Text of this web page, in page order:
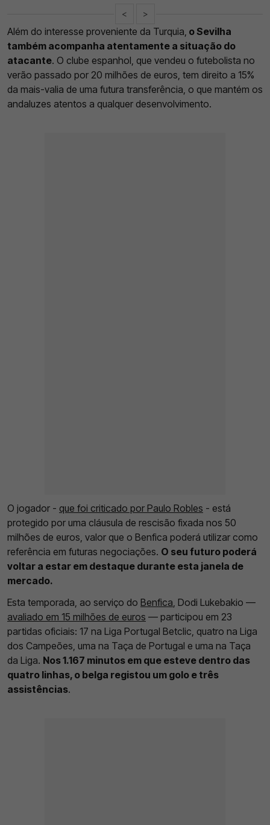
< >
Além do interesse proveniente da Turquia, o Sevilha
também acompanha atentamente a situação do
atacante. O clube espanhol, que vendeu o futebolista no
verão passado por 20 milhões de euros, tem direito a 15%
da mais-valia de uma futura transferência, o que mantém os
andaluzes atentos a qualquer desenvolvimento.
O jogador - que foi criticado por Paulo Robles - está
protegido por uma cláusula de rescisão fixada nos 50
milhões de euros, valor que o Benfica poderá utilizar como
referência em futuras negociações. O seu futuro poderá
voltar a estar em destaque durante esta janela de
mercado.
Esta temporada, ao serviço do Benfica, Dodi Lukebakio —
avaliado em 15 milhões de euros — participou em 23
partidas oficiais: 17 na Liga Portugal Betclic, quatro na Liga
dos Campeões, uma na Taça de Portugal e uma na Taça
da Liga. Nos 1.167 minutos em que esteve dentro das
quatro linhas, o belga registou um golo e três
assistências.